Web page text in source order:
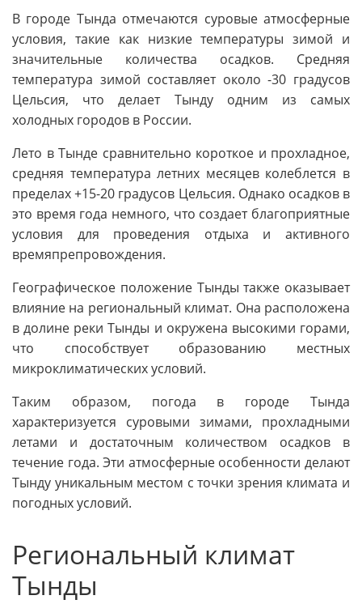
В городе Тында отмечаются суровые атмосферные
условия, такие как низкие температуры зимой и
значительные количества осадков. Средняя
температура зимой составляет около -30 градусов
Цельсия, что делает Тынду одним из самых
холодных городов в России.
Лето в Тынде сравнительно короткое и прохладное,
средняя температура летних месяцев колеблется в
пределах +15-20 градусов Цельсия. Однако осадков в
это время года немного, что создает благоприятные
условия для проведения отдыха и активного
времяпрепровождения.
Географическое положение Тынды также оказывает
влияние на региональный климат. Она расположена
в долине реки Тынды и окружена высокими горами,
что способствует образованию местных
микроклиматических условий.
Таким образом, погода в городе Тында
характеризуется суровыми зимами, прохладными
летами и достаточным количеством осадков в
течение года. Эти атмосферные особенности делают
Тынду уникальным местом с точки зрения климата и
погодных условий.
Региональный климат
Тынды